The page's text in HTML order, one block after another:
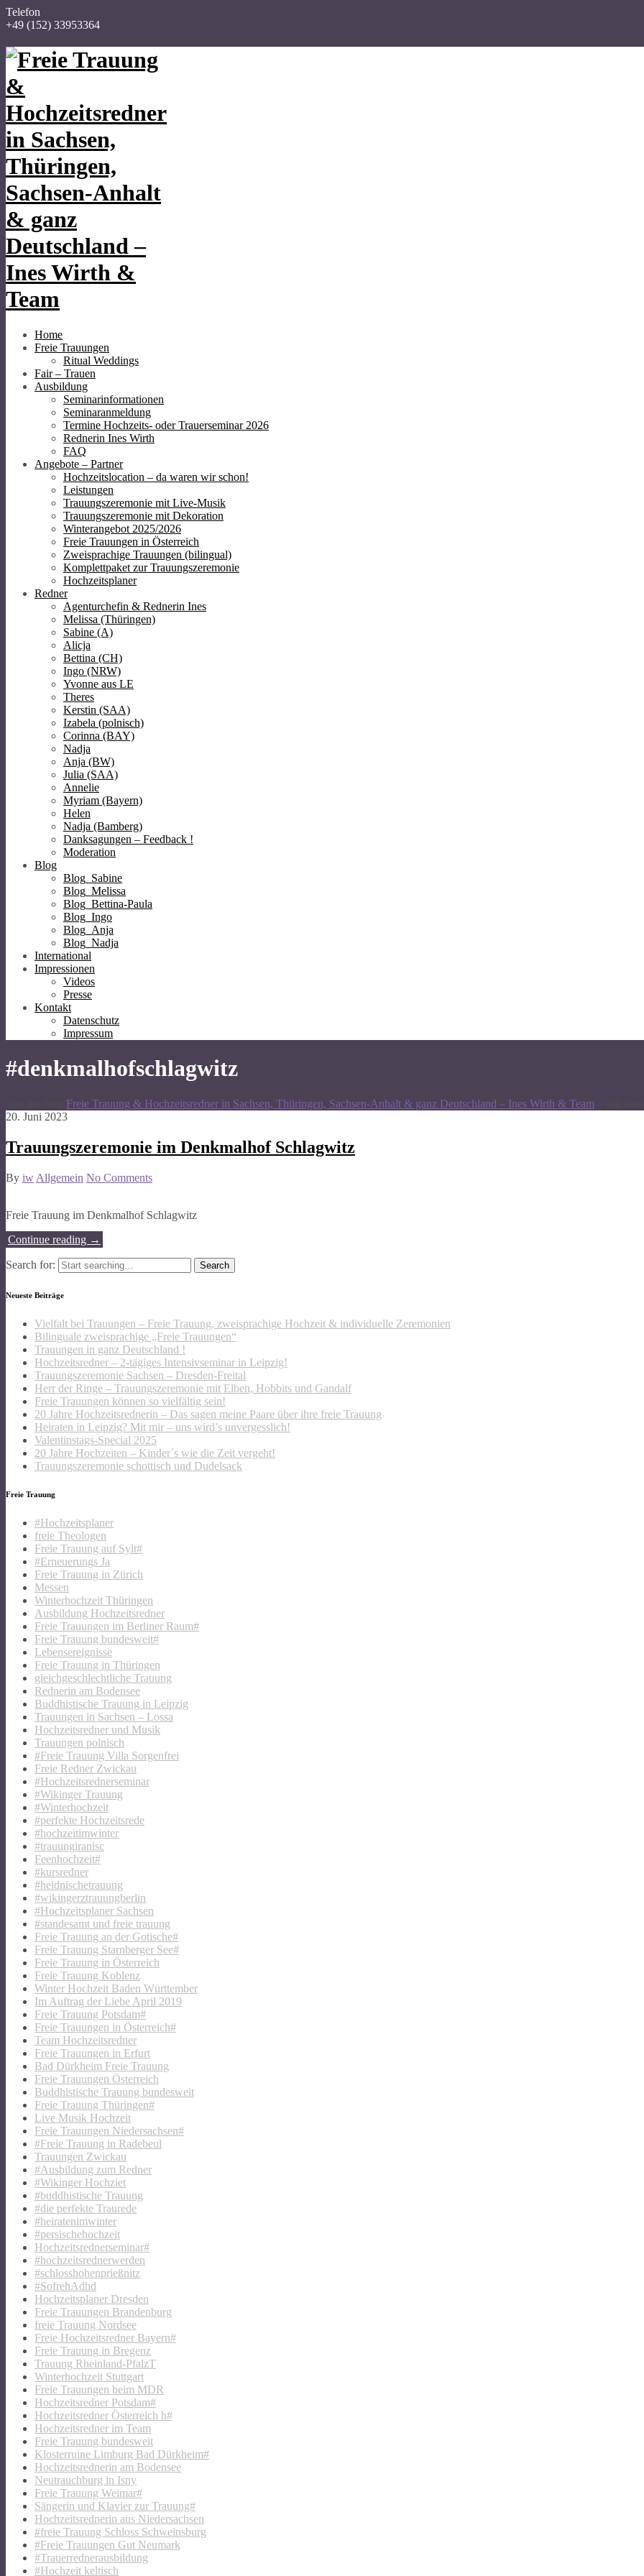
Telefon
+49 (152) 33953364
Home
Freie Trauungen
Ritual Weddings
Fair – Trauen
Ausbildung
Seminarinformationen
Seminaranmeldung
Termine Hochzeits- oder Trauerseminar 2026
Rednerin Ines Wirth
FAQ
Angebote – Partner
Hochzeitslocation – da waren wir schon!
Leistungen
Trauungszeremonie mit Live-Musik
Trauungszeremonie mit Dekoration
Winterangebot 2025/2026
Freie Trauungen in Österreich
Zweisprachige Trauungen (bilingual)
Komplettpaket zur Trauungszeremonie
Hochzeitsplaner
Redner
Agenturchefin & Rednerin Ines
Melissa (Thüringen)
Sabine (A)
Alicja
Bettina (CH)
Ingo (NRW)
Yvonne aus LE
Theres
Kerstin (SAA)
Izabela (polnisch)
Corinna (BAY)
Nadja
Anja (BW)
Julia (SAA)
Annelie
Myriam (Bayern)
Helen
Nadja (Bamberg)
Danksagungen – Feedback !
Moderation
Blog
Blog_Sabine
Blog_Melissa
Blog_Bettina-Paula
Blog_Ingo
Blog_Anja
Blog_Nadja
International
Impressionen
Videos
Presse
Kontakt
Datenschutz
Impressum
#denkmalhofschlagwitz
Freie Trauung & Hochzeitsredner in Sachsen, Thüringen, Sachsen-Anhalt & ganz Deutschland – Ines Wirth & Team
20. Juni 2023
Trauungszeremonie im Denkmalhof Schlagwitz
By iw Allgemein No Comments
Freie Trauung im Denkmalhof Schlagwitz
Continue reading →
Search for:
Neueste Beiträge
Vielfalt bei Trauungen – Freie Trauung, zweisprachige Hochzeit & individuelle Zeremonien
Bilinguale zweisprachige „Freie Trauungen“
Trauungen in ganz Deutschland !
Hochzeitsredner – 2-tägiges Intensivseminar in Leipzig!
Trauungszeremonie Sachsen – Dresden-Freital
Herr der Ringe – Trauungszeremonie mit Elben, Hobbits und Gandalf
Freie Trauungen können so vielfältig sein!
20 Jahre Hochzeitsrednerin – Das sagen meine Paare über ihre freie Trauung
Heiraten in Leipzig? Mit mir – uns wird’s unvergesslich!
Valentinstags-Special 2025
20 Jahre Hochzeiten – Kinder´s wie die Zeit vergeht!
Trauungszeremonie schottisch und Dudelsack
Freie Trauung
#Hochzeitsplaner
freie Theologen
Freie Trauung auf Sylt#
#Erneuerungs Ja
Freie Trauung in Zürich
Messen
Winterhochzeit Thüringen
Ausbildung Hochzeitsredner
Freie Trauungen im Berliner Raum#
Freie Trauung bundesweit#
Lebensereignisse
Freie Trauung in Thüringen
gleichgeschlechtliche Trauung
Rednerin am Bodensee
Buddhistische Trauung in Leipzig
Trauungen in Sachsen – Lossa
Hochzeitsredner und Musik
Trauungen polnisch
#Freie Trauung Villa Sorgenfrei
Freie Redner Zwickau
#Hochzeitsrednerseminar
#Wikinger Trauung
#Winterhochzeit
#perfekte Hochzeitsrede
#hochzeitimwinter
#trauungiranisc
Feenhochzeit#
#kursredner
#heidnischetrauung
#wikingerztrauungberlin
#Hochzeitsplaner Sachsen
#standesamt und freie trauung
Freie Trauung an der Gotische#
Freie Trauung Starnberger See#
Freie Trauung in Österreich
Freie Trauung Koblenz
Winter Hochzeit Baden Württember
Im Auftrag der Liebe April 2019
Freie Trauung Potsdam#
Freie Trauungen in Österreich#
Team Hochzeitsredner
Freie Trauungen in Erfurt
Bad Dürkheim Freie Trauung
Freie Trauungen Österreich
Buddhistische Trauung bundesweit
Freie Trauung Thüringen#
Live Musik Hochzeit
Freie Trauungen Niedersachsen#
#Freie Trauung in Radebeul
Trauungen Zwickau
#Ausbildung zum Redner
#Wikinger Hochziet
#buddhistische Trauung
#die perfekte Traurede
#heiratenimwinter
#persischehochzeit
Hochzeitsrednerseminar#
#hochzeitsrednerwerden
#schlosshohenprießnitz
#SofrehAdhd
Hochzeitsplaner Dresden
Freie Trauungen Brandenburg
freie Trauung Nordsee
Freie Hochzeitsredner Bayern#
Freie Trauung in Bregenz
Trauung Rheinland-PfalzT
Winterhochzeit Stuttgart
Freie Trauungen beim MDR
Hochzeitsredner Potsdam#
Hochzeitsredner Österreich h#
Hochzeitsredner im Team
Freie Trauung bundesweit
Klosterruine Limburg Bad Dürkheim#
Hochzeitsrednerin am Bodensee
Neutrauchburg in Isny
Freie Trauung Weimar#
Sängerin und Klavier zur Trauung#
Hochzeitsrednerin aus Niedersachsen
#freie Trauung Schloss Schweinsburg
#Freie Trauungen Gut Neumark
#Trauerrednerausbildung
#Hochzeit keltisch